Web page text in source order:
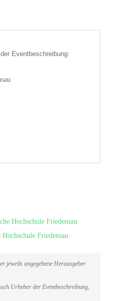
Eventbeschreibung:
Hochschule Friedensau
Friedensau
jeweils angegebene Herausgeber
Urheber der Eventbeschreibung,